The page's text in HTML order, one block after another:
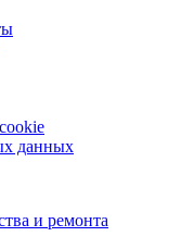
данных
и ремонта